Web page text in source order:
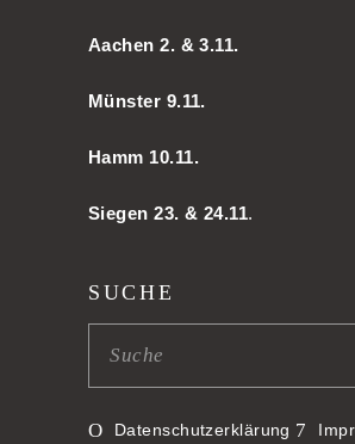
Aachen 2. & 3.11.
Münster 9.11.
Hamm 10.11.
Siegen 23. & 24.11.
SUCHE
Datenschutzerklärung